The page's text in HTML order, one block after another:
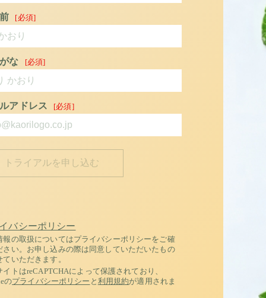
な
アドレス
バシーポリシー
報の取扱についてはプライバシーポリシーをご確
さい。お申し込みの際は同意していただいたもの
ていただきます。
イトはreCAPTCHAによって保護されており、
のプライバシーポリシー と 利用規約が適用されま